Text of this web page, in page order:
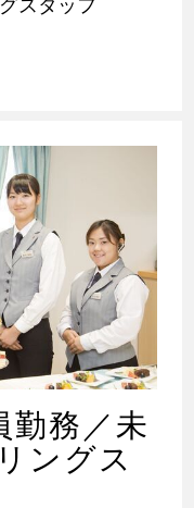
スタッフ
勤務／未
ングス